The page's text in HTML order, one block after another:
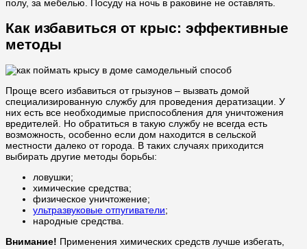
полу, за мебелью. Посуду на ночь в раковине не оставлять.
Как избавиться от крыс: эффективные
методы
Проще всего избавиться от грызунов – вызвать домой
специализированную службу для проведения дератизации. У
них есть все необходимые приспособления для уничтожения
вредителей. Но обратиться в такую службу не всегда есть
возможность, особенно если дом находится в сельской
местности далеко от города. В таких случаях приходится
выбирать другие методы борьбы:
ловушки;
химические средства;
физическое уничтожение;
ультразвуковые отпугиватели;
народные средства.
Внимание! Применения химических средств лучше избегать,